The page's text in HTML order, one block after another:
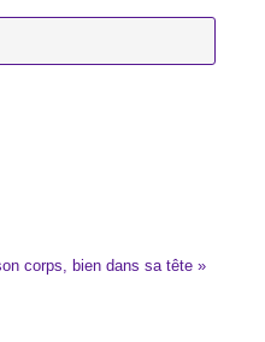
corps, bien dans sa tête »